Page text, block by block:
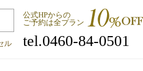
ル
公式HPからの
ご予約は全プラン
tel.0460-84-0501